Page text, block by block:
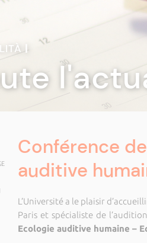
|
Conférence
auditive
L’Université a le plaisir
Paris et spécialiste de
Ecologie auditive humaine –